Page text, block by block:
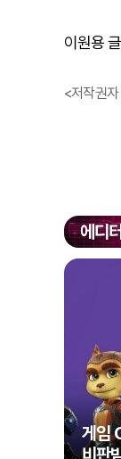
이원용
<저작권
에디
게임
비판